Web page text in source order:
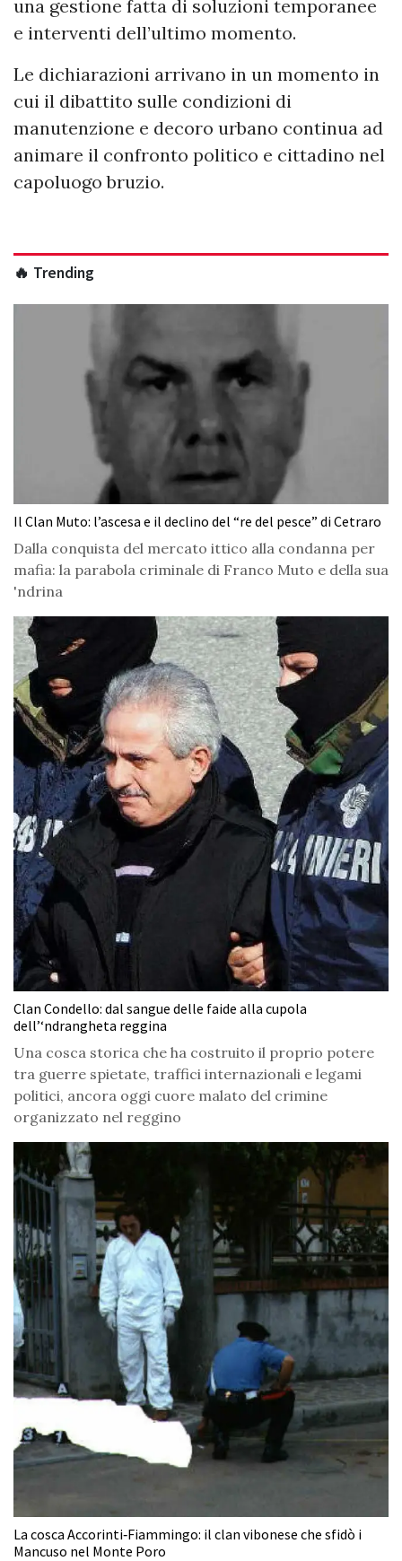
una gestione fatta di soluzioni temporanee
e interventi dell’ultimo momento.
Le dichiarazioni arrivano in un momento in
cui il dibattito sulle condizioni di
manutenzione e decoro urbano continua ad
animare il confronto politico e cittadino nel
capoluogo bruzio.
🔥 Trending
Il Clan Muto: l’ascesa e il declino del “re del pesce” di Cetraro
Dalla conquista del mercato ittico alla condanna per
mafia: la parabola criminale di Franco Muto e della sua
'ndrina
Clan Condello: dal sangue delle faide alla cupola
dell’‘ndrangheta reggina
Una cosca storica che ha costruito il proprio potere
tra guerre spietate, traffici internazionali e legami
politici, ancora oggi cuore malato del crimine
organizzato nel reggino
La cosca Accorinti‑Fiammingo: il clan vibonese che sfidò i
Mancuso nel Monte Poro